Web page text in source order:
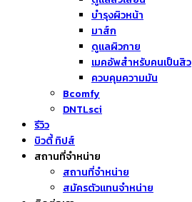
บำรุงผิวหน้า
มาส์ก
ดูแลผิวกาย
เมคอัพสำหรับคนเป็นสิว
ควบคุมความมัน
Bcomfy
DNTLsci
รีวิว
บิวตี้ ทิปส์
สถานที่จำหน่าย
สถานที่จำหน่าย
สมัครตัวแทนจำหน่าย